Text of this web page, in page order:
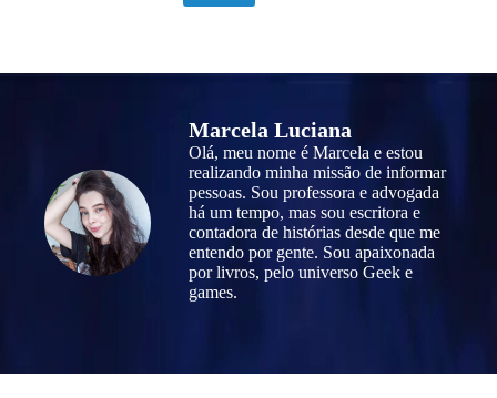
Marcela Luciana
Olá, meu nome é Marcela e estou
realizando minha missão de informar
pessoas. Sou professora e advogada
há um tempo, mas sou escritora e
contadora de histórias desde que me
entendo por gente. Sou apaixonada
por livros, pelo universo Geek e
games.